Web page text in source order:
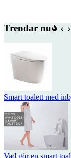
Trendar nu
Smart toalett med
Vad gör en smart